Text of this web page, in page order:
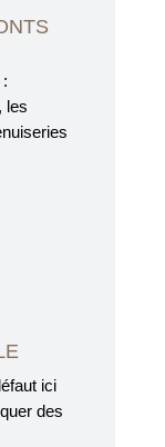
les
ici
des